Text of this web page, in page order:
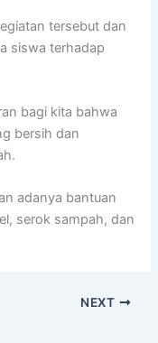
tersebut dan
siswa terhadap
bagi kita bahwa
bersih dan
adanya bantuan
serok sampah, dan
NEXT